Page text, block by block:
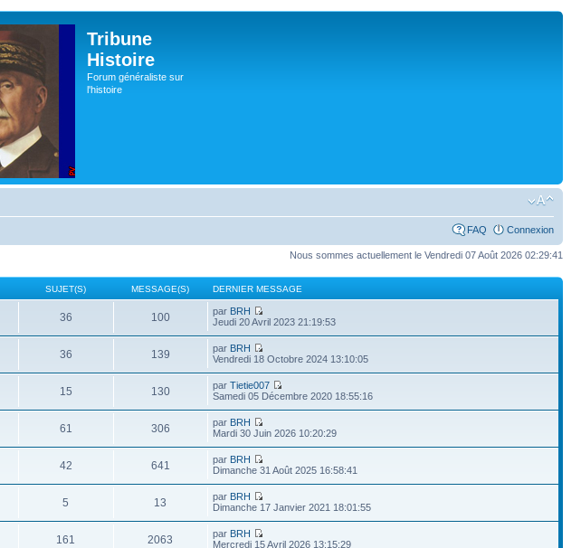
Tribune
Histoire
Forum généraliste sur
l'histoire
FAQ Connexion
Nous sommes actuellement le Vendredi 07 Août 2026 02:29:41
SUJET(S) MESSAGE(S) DERNIER MESSAGE
36 100 par BRH
Jeudi 20 Avril 2023 21:19:53
36 139 par BRH
Vendredi 18 Octobre 2024 13:10:05
15 130 parTietie007
Samedi 05 Décembre 2020 18:55:16
61 306 par BRH
Mardi 30 Juin 2026 10:20:29
42 641 par BRH
Dimanche 31 Août 2025 16:58:41
5 13 par BRH
Dimanche 17 Janvier 2021 18:01:55
161 2063 par BRH
Mercredi 15 Avril 2026 13:15:29